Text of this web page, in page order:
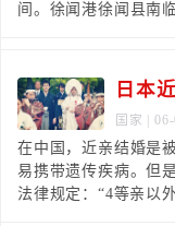
间。徐闻港徐闻县南
日本
国家 |
在中国，近亲结婚是
易携带遗传疾病。但
法律规定：“4等亲以